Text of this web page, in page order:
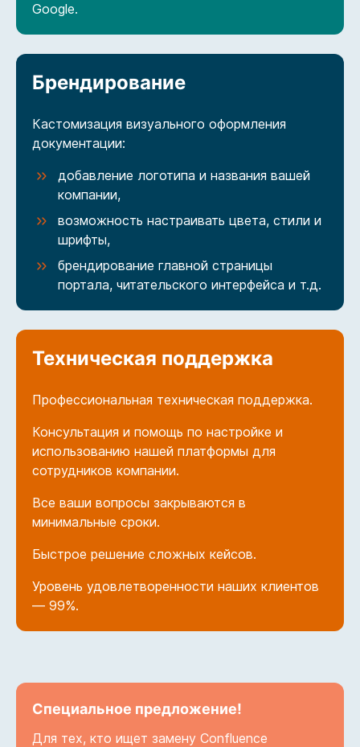
Google.
Брендирование
Кастомизация визуального оформления
документации:
добавление логотипа и названия вашей
компании,
возможность настраивать цвета, стили и
шрифты,
брендирование главной страницы
портала, читательского интерфейса и т.д.
Техническая поддержка
Профессиональная техническая поддержка.
Консультация и помощь по настройке и
использованию нашей платформы для
сотрудников компании.
Все ваши вопросы закрываются в
минимальные сроки.
Быстрое решение сложных кейсов.
Уровень удовлетворенности наших клиентов
— 99%.
Специальное предложение!
Для тех, кто ищет замену Confluence